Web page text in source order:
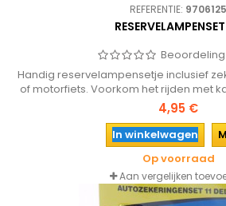
REFERENTIE: 9706125
Handig reservelampensetje inclusief
of motorfiets. Voorkom het rijden met
moeten halen van dure autolampen
4,95 €
In winkelwagen
Op voorraad
Aan vergelijken